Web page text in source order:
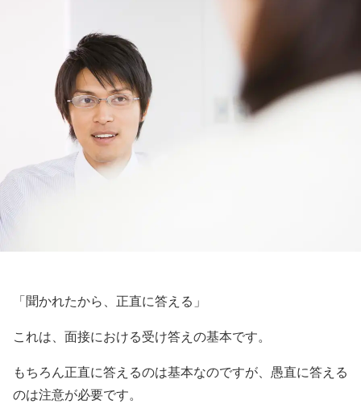
「聞かれたから、正直に答える」
これは、面接における受け答えの基本です。
もちろん正直に答えるのは基本なのですが、愚直に答える
のは注意が必要です。